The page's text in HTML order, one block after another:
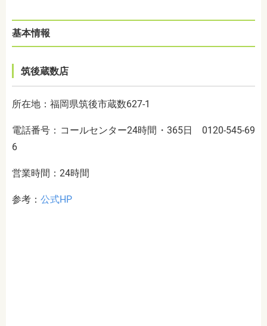
基本情報
筑後蔵数店
所在地：福岡県筑後市蔵数627-1
電話番号：コールセンター24時間・365日 0120-545-69
6
営業時間：24時間
参考： 公式HP